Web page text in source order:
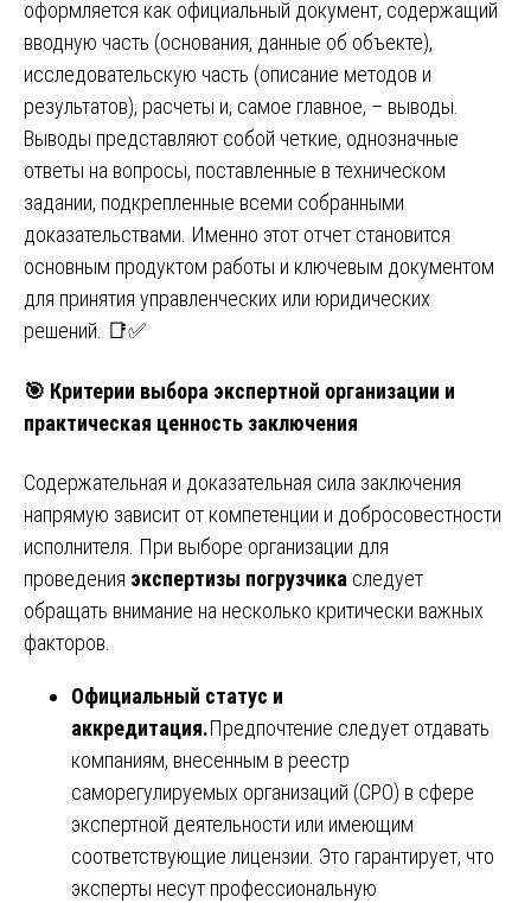
оформляется как официальный документ, содержащий
вводную часть (основания, данные об объекте),
исследовательскую часть (описание методов и
результатов), расчеты и, самое главное, – выводы.
Выводы представляют собой четкие, однозначные
ответы на вопросы, поставленные в техническом
задании, подкрепленные всеми собранными
доказательствами. Именно этот отчет становится
основным продуктом работы и ключевым документом
для принятия управленческих или юридических
решений. 📑✅
🎯 Критерии выбора экспертной организации и
практическая ценность заключения
Содержательная и доказательная сила заключения
напрямую зависит от компетенции и добросовестности
исполнителя. При выборе организации для
проведения экспертизы погрузчика следует
обращать внимание на несколько критически важных
факторов.
Официальный статус и
аккредитация.Предпочтение следует отдавать
компаниям, внесенным в реестр
саморегулируемых организаций (СРО) в сфере
экспертной деятельности или имеющим
соответствующие лицензии. Это гарантирует, что
эксперты несут профессиональную